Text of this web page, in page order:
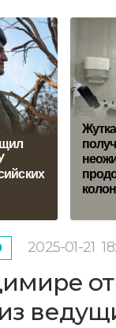
2025-01-21